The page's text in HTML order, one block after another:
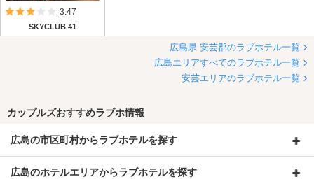
5つ星のうち3
3.47
SKYCLUB 41
広島県 安芸郡のラブホテル一覧
広島エリアすべてのラブホテル一覧
安芸エリアのラブホテル一覧
カップルズおすすめラブホ情報
広島の市区町村からラブホテルを探す
広島のホテルエリアからラブホテルを探す